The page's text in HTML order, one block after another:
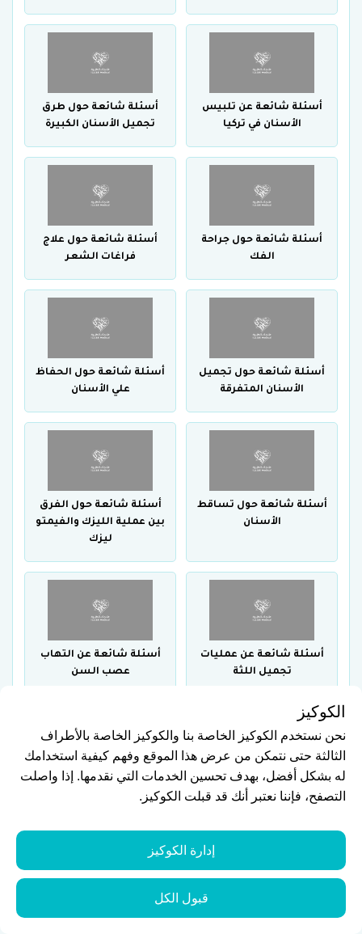
أسئلة شائعة عن تلبيس
الأسنان في تركيا
أسئلة شائعة حول طرق
تجميل الأسنان الكبيرة
أسئلة شائعة حول جراحة
الفك
أسئلة شائعة حول علاج
فراغات الشعر
أسئلة شائعة حول تجميل
الأسنان المتفرقة
أسئلة شائعة حول الحفاظ
علي الأسنان
أسئلة شائعة حول تساقط
الأسنان
أسئلة شائعة حول الفرق
بين عملية الليزك والفيمتو
ليزك
أسئلة شائعة عن عمليات
تجميل اللثة
أسئلة شائعة عن التهاب
عصب السن
أسئلة شائعة عن أفضل
عيادات زراعة الأسنان
أسئلة شائعة عن أهم
أسباب ضعف الأسنان
أسئلة شائعة حول الحول
أسئلة شائعة عن مراحل
الكوكيز
نحن نستخدم الكوكيز الخاصة بنا والكوكيز الخاصة بالأطراف
الثالثة حتى نتمكن من عرض هذا الموقع وفهم كيفية استخدامك
له بشكل أفضل، بهدف تحسين الخدمات التي نقدمها. إذا واصلت
التصفح، فإننا نعتبر أنك قد قبلت الكوكيز.
إدارة الكوكيز
قبول الكل